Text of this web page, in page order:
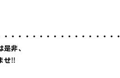
・・・・・・・・・・・・・・・・
非、
せ‼